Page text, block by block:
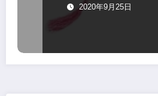
2020年9月25日